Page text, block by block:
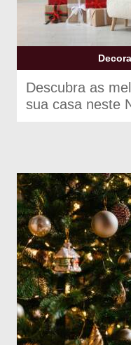
Descubra as
sua casa neste